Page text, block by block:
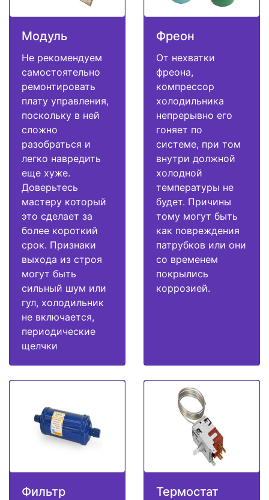
Модуль
Не рекомендуем
самостоятельно
ремонтировать
плату управления,
поскольку в ней
сложно
разобраться и
легко навредить
еще хуже.
Доверьтесь
мастеру который
это сделает за
более короткий
срок. Признаки
выхода из строя
могут быть
сильный шум или
гул, холодильник
не включается,
периодические
щелчки
Фреон
От нехватки
фреона,
компрессор
холодильника
непрерывно его
гоняет по
системе, при том
внутри должной
холодной
температуры не
будет. Причины
тому могут быть
как повреждения
патрубков или они
со временем
покрылись
коррозией.
Фильтр Термостат